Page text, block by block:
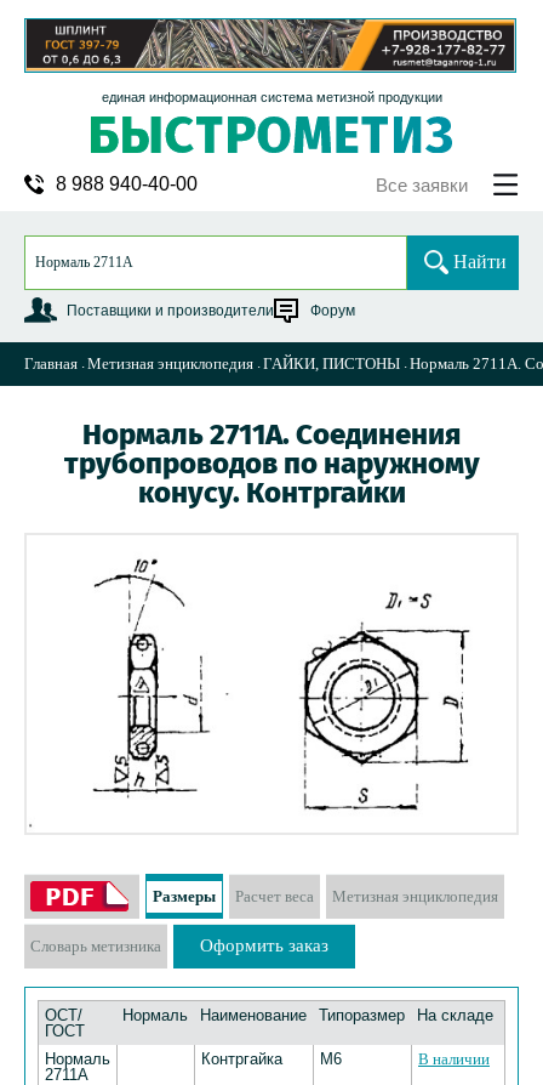
единая информационная система метизной продукции
8 988 940-40-00 Все заявки
Поставщики и производители Форум
Найти
Главная Метизная энциклопедия ГАЙКИ, ПИСТОНЫ Нормаль 2711А.
Нормаль 2711А. Соединения
трубопроводов по наружному
конусу. Контргайки
Размеры Расчет веса Метизная энциклопедия
Словарь метизника Оформить заказ
ОСТ/
ГОСТ
Нормаль Наименование Типоразмер На складе
Нормаль
2711А
Контргайка M6 В наличии